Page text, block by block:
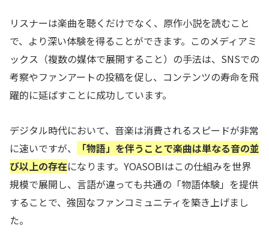
リスナーは楽曲を聴くだけでなく、原作小説を読むこと
で、より深い体験を得ることができます。このメディアミ
ックス（複数の媒体で展開すること）の手法は、SNSでの
考察やファンアートの投稿を促し、コンテンツの寿命を飛
躍的に延ばすことに成功しています。
デジタル時代において、音楽は消費されるスピードが非常
に速いですが、
「物語」を伴うことで楽曲は単なる音の並
び以上の存在になります。YOASOBIはこの仕組みを世界
規模で展開し、言語が違っても共通の「物語体験」を提供
することで、強固なファンコミュニティを築き上げまし
た。